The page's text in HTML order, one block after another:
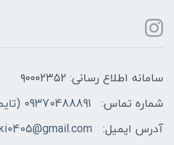
سامانه اطلاع رسانی: ۹۰۰۰۲۳۵۲
شماره تماس:
09370488891 (تایم: 12 الی ۱۸)
آدرس ایمیل: